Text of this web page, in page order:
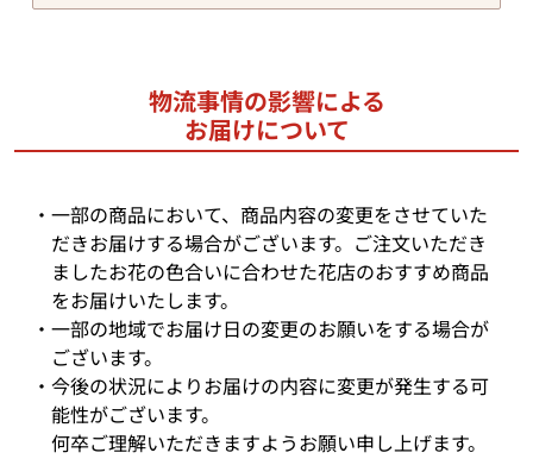
物流事情の影響による
お届けについて
一部の商品において、商品内容の変更をさせていた
だきお届けする場合がございます。ご注文いただき
ましたお花の色合いに合わせた花店のおすすめ商品
をお届けいたします。
一部の地域でお届け日の変更のお願いをする場合が
ございます。
今後の状況によりお届けの内容に変更が発生する可
能性がございます。
何卒ご理解いただきますようお願い申し上げます。